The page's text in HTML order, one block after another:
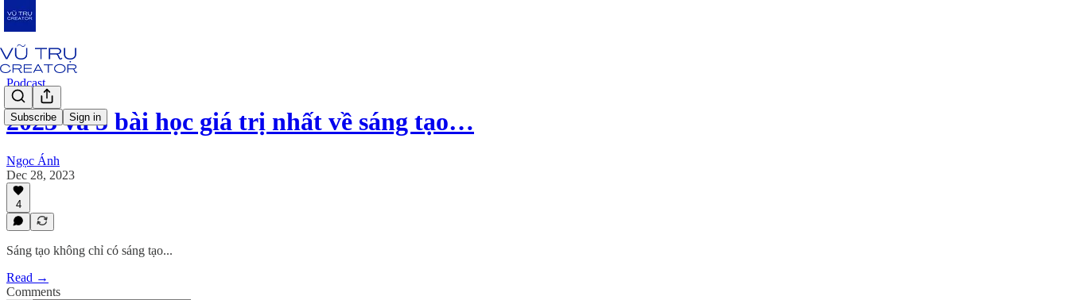
Subscribe Sign in
Podcast
2023 và 5 bài học giá trị nhất về sáng tạo…
Ngọc Ánh
Dec 28, 2023
4
Sáng tạo không chỉ có sáng tạo...
Read →
Comments